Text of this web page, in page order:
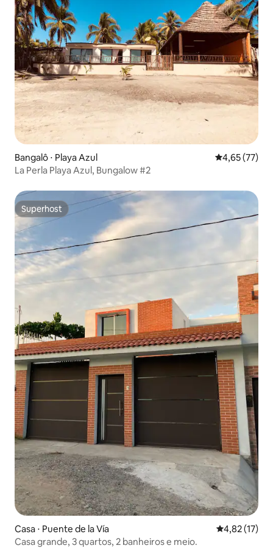
Bangalô ⋅ Playa Azul 4,65 de uma
4,65 (77)
La Perla Playa Azul, Bungalow #2
Superhost
Superhost
Casa ⋅ Puente de la Vía 4,82 de uma
4,82 (17)
Casa grande, 3 quartos, 2 banheiros e meio.